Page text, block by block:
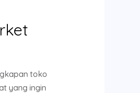
toko
yang ingin